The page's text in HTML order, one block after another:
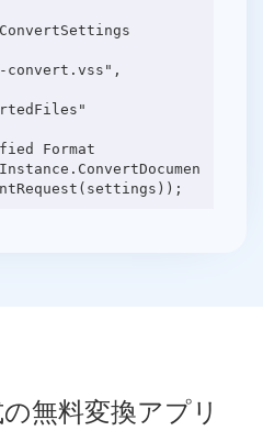
Format
無料変換アプリ